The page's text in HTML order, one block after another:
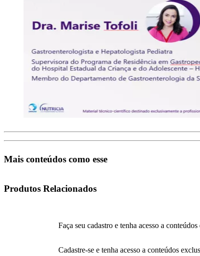
Mais conteúdos como esse
Produtos Relacionados
Faça seu cadastro e tenha acesso a
Cadastre-se e tenha acesso a conteúdos